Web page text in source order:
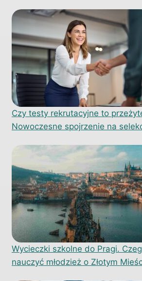
Czy testy rekrutacyjne to
Nowoczesne spojrzenie na
Wycieczki szkolne do Pragi.
nauczyć młodzież o Złotym